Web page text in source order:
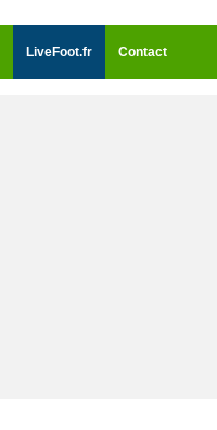
LiveFoot.fr Contact